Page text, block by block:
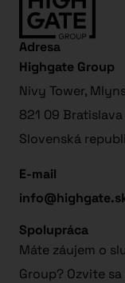
Adresa
Highgate Group
Nivy Tower,
821 09 Bratislava
Slovenská
E-mail
Spolupráca
Máte záujem o
Group? Ozvite